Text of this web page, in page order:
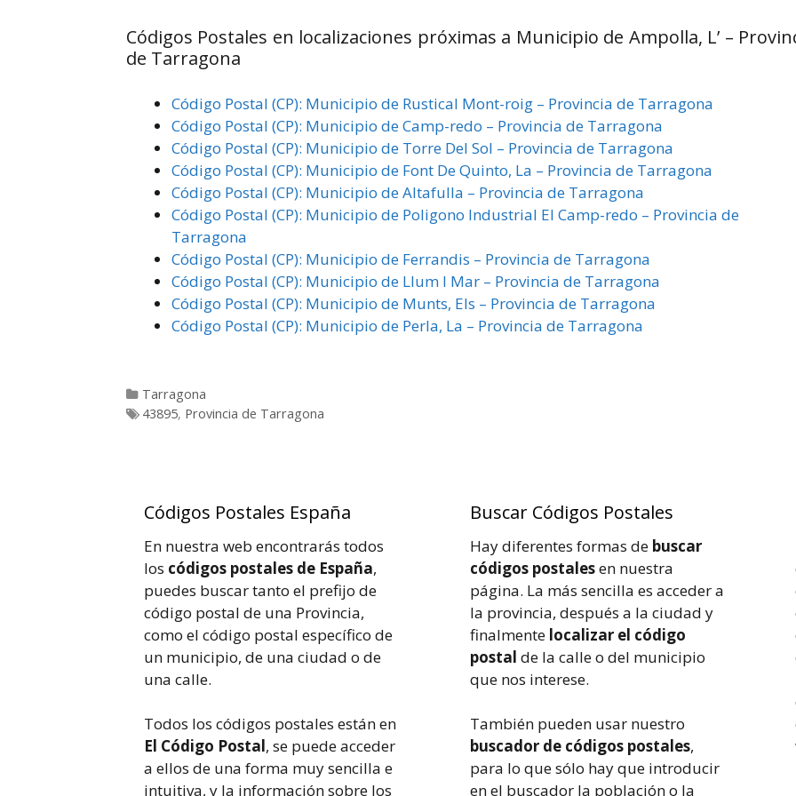
Códigos Postales en localizaciones próximas a Municipio de Ampolla, L’ –
de Tarragona
Código Postal (CP): Municipio de Rustical Mont-roig – Provincia de Tarragona
Código Postal (CP): Municipio de Camp-redo – Provincia de Tarragona
Código Postal (CP): Municipio de Torre Del Sol – Provincia de Tarragona
Código Postal (CP): Municipio de Font De Quinto, La – Provincia de Tarragona
Código Postal (CP): Municipio de Altafulla – Provincia de Tarragona
Código Postal (CP): Municipio de Poligono Industrial El Camp-redo – Provincia de
Tarragona
Código Postal (CP): Municipio de Ferrandis – Provincia de Tarragona
Código Postal (CP): Municipio de Llum I Mar – Provincia de Tarragona
Código Postal (CP): Municipio de Munts, Els – Provincia de Tarragona
Código Postal (CP): Municipio de Perla, La – Provincia de Tarragona
Categorías
Tarragona
Etiquetas
43895, Provincia de Tarragona
Códigos Postales España
En nuestra web encontrarás todos
los códigos postales de España,
puedes buscar tanto el prefijo de
código postal de una Provincia,
como el código postal específico de
un municipio, de una ciudad o de
una calle.
Todos los códigos postales están en
El Código Postal, se puede acceder
a ellos de una forma muy sencilla e
intuitiva, y la información sobre los
Buscar Códigos Postales
Hay diferentes formas de buscar
códigos postalesen nuestra
página. La más sencilla es acceder a
la provincia, después a la ciudad y
finalmente localizar el código
postal de la calle o del municipio
que nos interese.
También pueden usar nuestro
buscador de códigos postales,
para lo que sólo hay que introducir
en el buscador la población o la